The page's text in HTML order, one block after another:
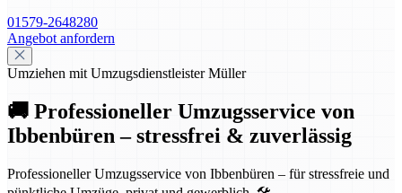
01579-2648280
Angebot anfordern
Umziehen mit Umzugsdienstleister Müller
🚚 Professioneller Umzugsservice von
Ibbenbüren – stressfrei & zuverlässig
Professioneller Umzugsservice von Ibbenbüren – für stressfreie und